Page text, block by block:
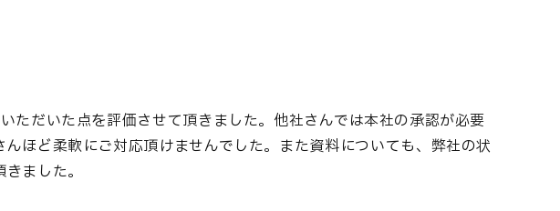
ただいた点を評価させて頂きました。他社さんでは本社の承認が必要
ほど柔軟にご対応頂けませんでした。また資料についても、弊社の状
ました。